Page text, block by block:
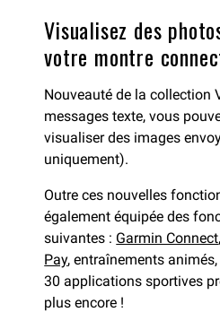
Visualisez des
votre montre
Nouveauté de la collection
messages texte, vous
visualiser des images
uniquement).
Outre ces nouvelles
également équipée des
suivantes : Garmin Connect
Pay, entraînements
30 applications sportives
plus encore !